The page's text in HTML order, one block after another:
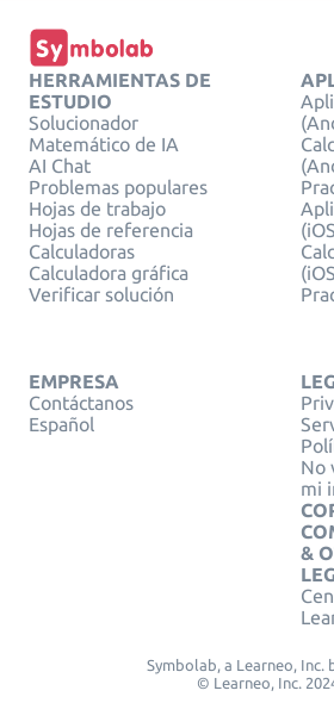
HERRAMIENTAS DE
ESTUDIO
Solucionador
Matemático de IA
AI Chat
Problemas populares
Hojas de trabajo
Hojas de referencia
Calculadoras
Calculadora gráfica
Verificar solución
EMPRESA
Contáctanos
Español
No
mi
&
Symbolab, a Learneo, Inc.
© Learneo, Inc.